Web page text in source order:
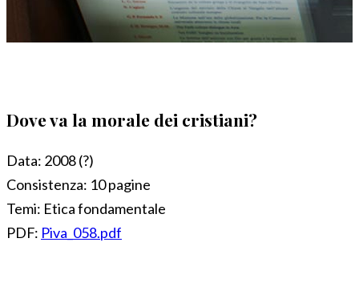
Dove va la morale dei cristiani?
Data: 2008 (?)
Consistenza: 10 pagine
Temi: Etica fondamentale
PDF: Piva_058.pdf